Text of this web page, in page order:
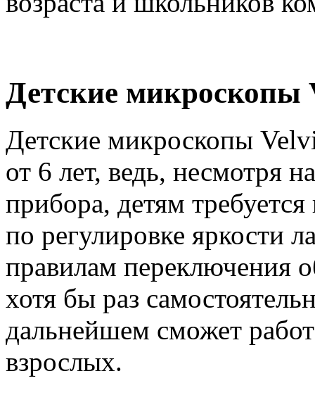
Детские микроскопы
Детские микроскопы
от 6 лет, ведь, несмотря
прибора, детям
по регулировке яркости
правилам переключения
хотя бы раз
дальнейшем сможет
взрослых.